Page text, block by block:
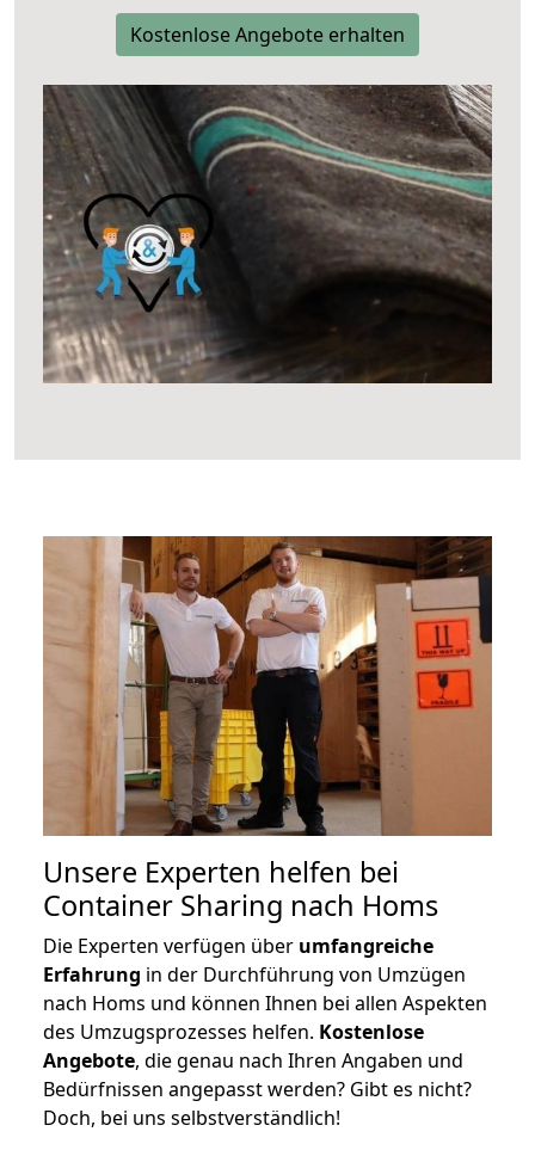
Kostenlose Angebote erhalten
Unsere Experten helfen bei
Container Sharing nach Homs
Die Experten verfügen über umfangreiche
Erfahrung in der Durchführung von Umzügen
nach Homs und können Ihnen bei allen Aspekten
des Umzugsprozesses helfen. Kostenlose
Angebote, die genau nach Ihren Angaben und
Bedürfnissen angepasst werden? Gibt es nicht?
Doch, bei uns selbstverständlich!